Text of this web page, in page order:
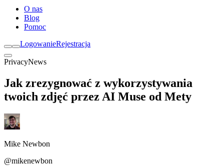
O nas
Blog
Pomoc
LogowanieRejestracja
PrivacyNews
Jak zrezygnować z wykorzystywania
twoich zdjęć przez AI Muse od Mety
Mike Newbon
@mikenewbon